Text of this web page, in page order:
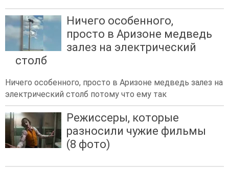
Ничего особенного,
просто в Аризоне медведь
залез на электрический
столб
Ничего особенного, просто в Аризоне медведь залез на
электрический столб потому что ему так
Режиссеры, которые
разносили чужие фильмы
(8 фото)